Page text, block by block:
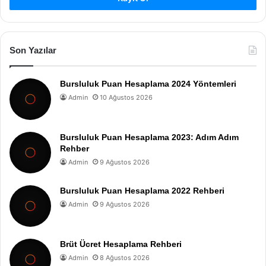
Son Yazılar
Bursluluk Puan Hesaplama 2024 Yöntemleri
Admin 10 Ağustos 2026
Bursluluk Puan Hesaplama 2023: Adım Adım
Rehber
Admin 9 Ağustos 2026
Bursluluk Puan Hesaplama 2022 Rehberi
Admin 9 Ağustos 2026
Brüt Ücret Hesaplama Rehberi
Admin 8 Ağustos 2026